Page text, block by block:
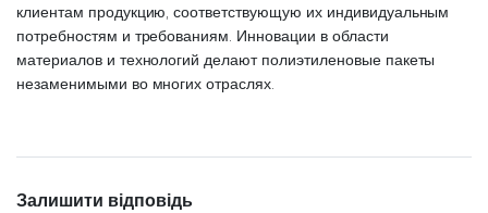
клиентам продукцию, соответствующую их индивидуальным
потребностям и требованиям. Инновации в области
материалов и технологий делают полиэтиленовые пакеты
незаменимыми во многих отраслях.
Залишити відповідь